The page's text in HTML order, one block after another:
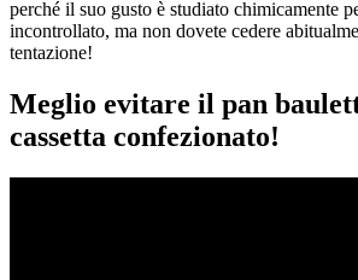
perché il suo gusto è studiato chimicamente
incontrollato, ma non dovete cedere
tentazione!
Meglio evitare il pan
cassetta confezionato!